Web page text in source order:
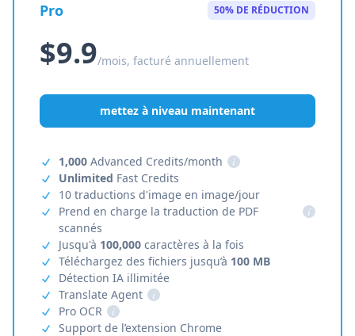
Pro 50% DE RÉDUCTION
$9.9/mois, facturé annuellement
mettez à niveau maintenant
1,000 Advanced Credits/month
i
Unlimited Fast Credits
10 traductions d'image en image/jour
Prend en charge la traduction de PDF
scannés
i
Jusqu'à 100,000 caractères à la fois
Téléchargez des fichiers jusqu’à 100 MB
Détection IA illimitée
Translate Agent
i
Pro OCR
i
Support de l’extension Chrome